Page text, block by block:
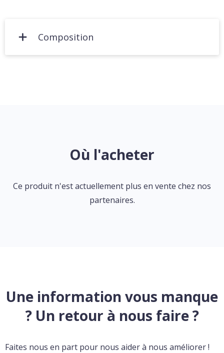
Composition
Où l'acheter
Ce produit n'est actuellement plus en vente chez nos
partenaires.
Une information vous manque
? Un retour à nous faire ?
Faites nous en part pour nous aider à nous améliorer !